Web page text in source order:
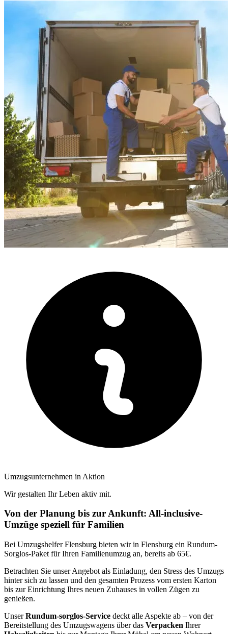
Umzugsunternehmen in Aktion
Wir gestalten Ihr Leben aktiv mit.
Von der Planung bis zur Ankunft: All-inclusive-
Umzüge speziell für Familien
Bei Umzugshelfer Flensburg bieten wir in Flensburg ein Rundum-
Sorglos-Paket für Ihren Familienumzug an, bereits ab 65€.
Betrachten Sie unser Angebot als Einladung, den Stress des Umzugs
hinter sich zu lassen und den gesamten Prozess vom ersten Karton
bis zur Einrichtung Ihres neuen Zuhauses in vollen Zügen zu
genießen.
UnserRundum-sorglos-Service deckt alle Aspekte ab – von der
Bereitstellung des Umzugswagens über das Verpacken Ihrer